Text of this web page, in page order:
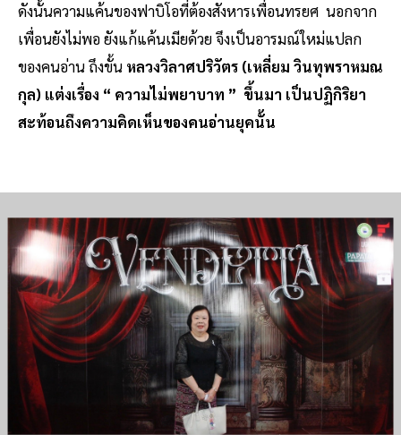
ดังนั้นความแค้นของฟาบิโอที่ต้องสังหารเพื่อนทรยศ นอกจาก
เพื่อนยังไม่พอ ยังแก้แค้นเมียด้วย จึงเป็นอารมณ์ใหม่แปลก
ของคนอ่าน ถึงขั้น หลวงวิลาศปริวัตร (เหลี่ยม วินทุพราหมณ
กุล) แต่งเรื่อง “ ความไม่พยาบาท ” ขึ้นมา เป็นปฏิกิริยา
สะท้อนถึงความคิดเห็นของคนอ่านยุคนั้น